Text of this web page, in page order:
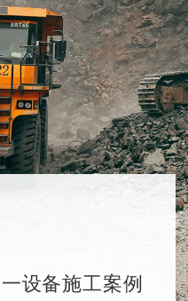
设备施工案例